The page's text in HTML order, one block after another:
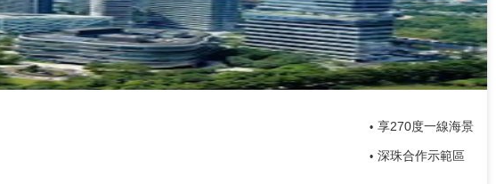
• 享270度一線海景
• 深珠合作示範區